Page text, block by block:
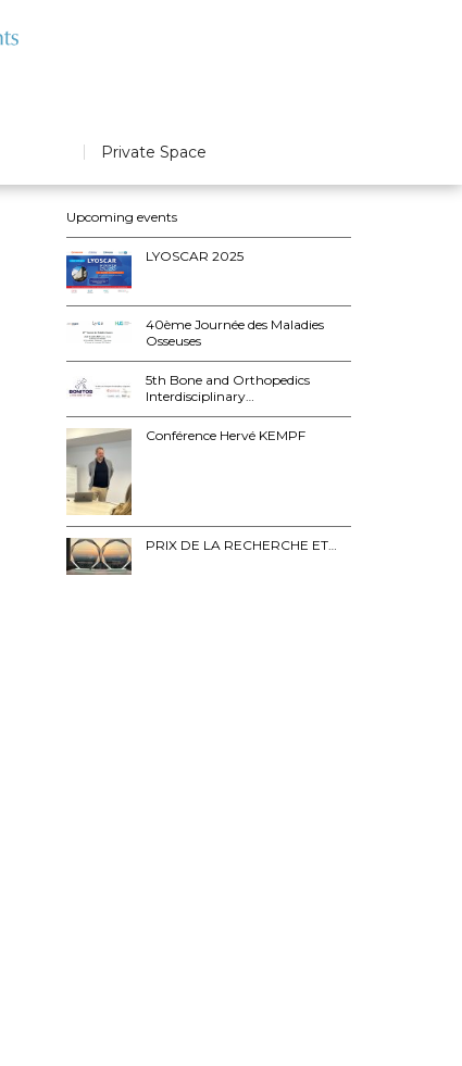
Private Space
Upcoming events
LYOSCAR 2025
40ème Journée des Maladies
Osseuses
5th Bone and Orthopedics
Interdisciplinary…
Conférence Hervé KEMPF
PRIX DE LA RECHERCHE ET…